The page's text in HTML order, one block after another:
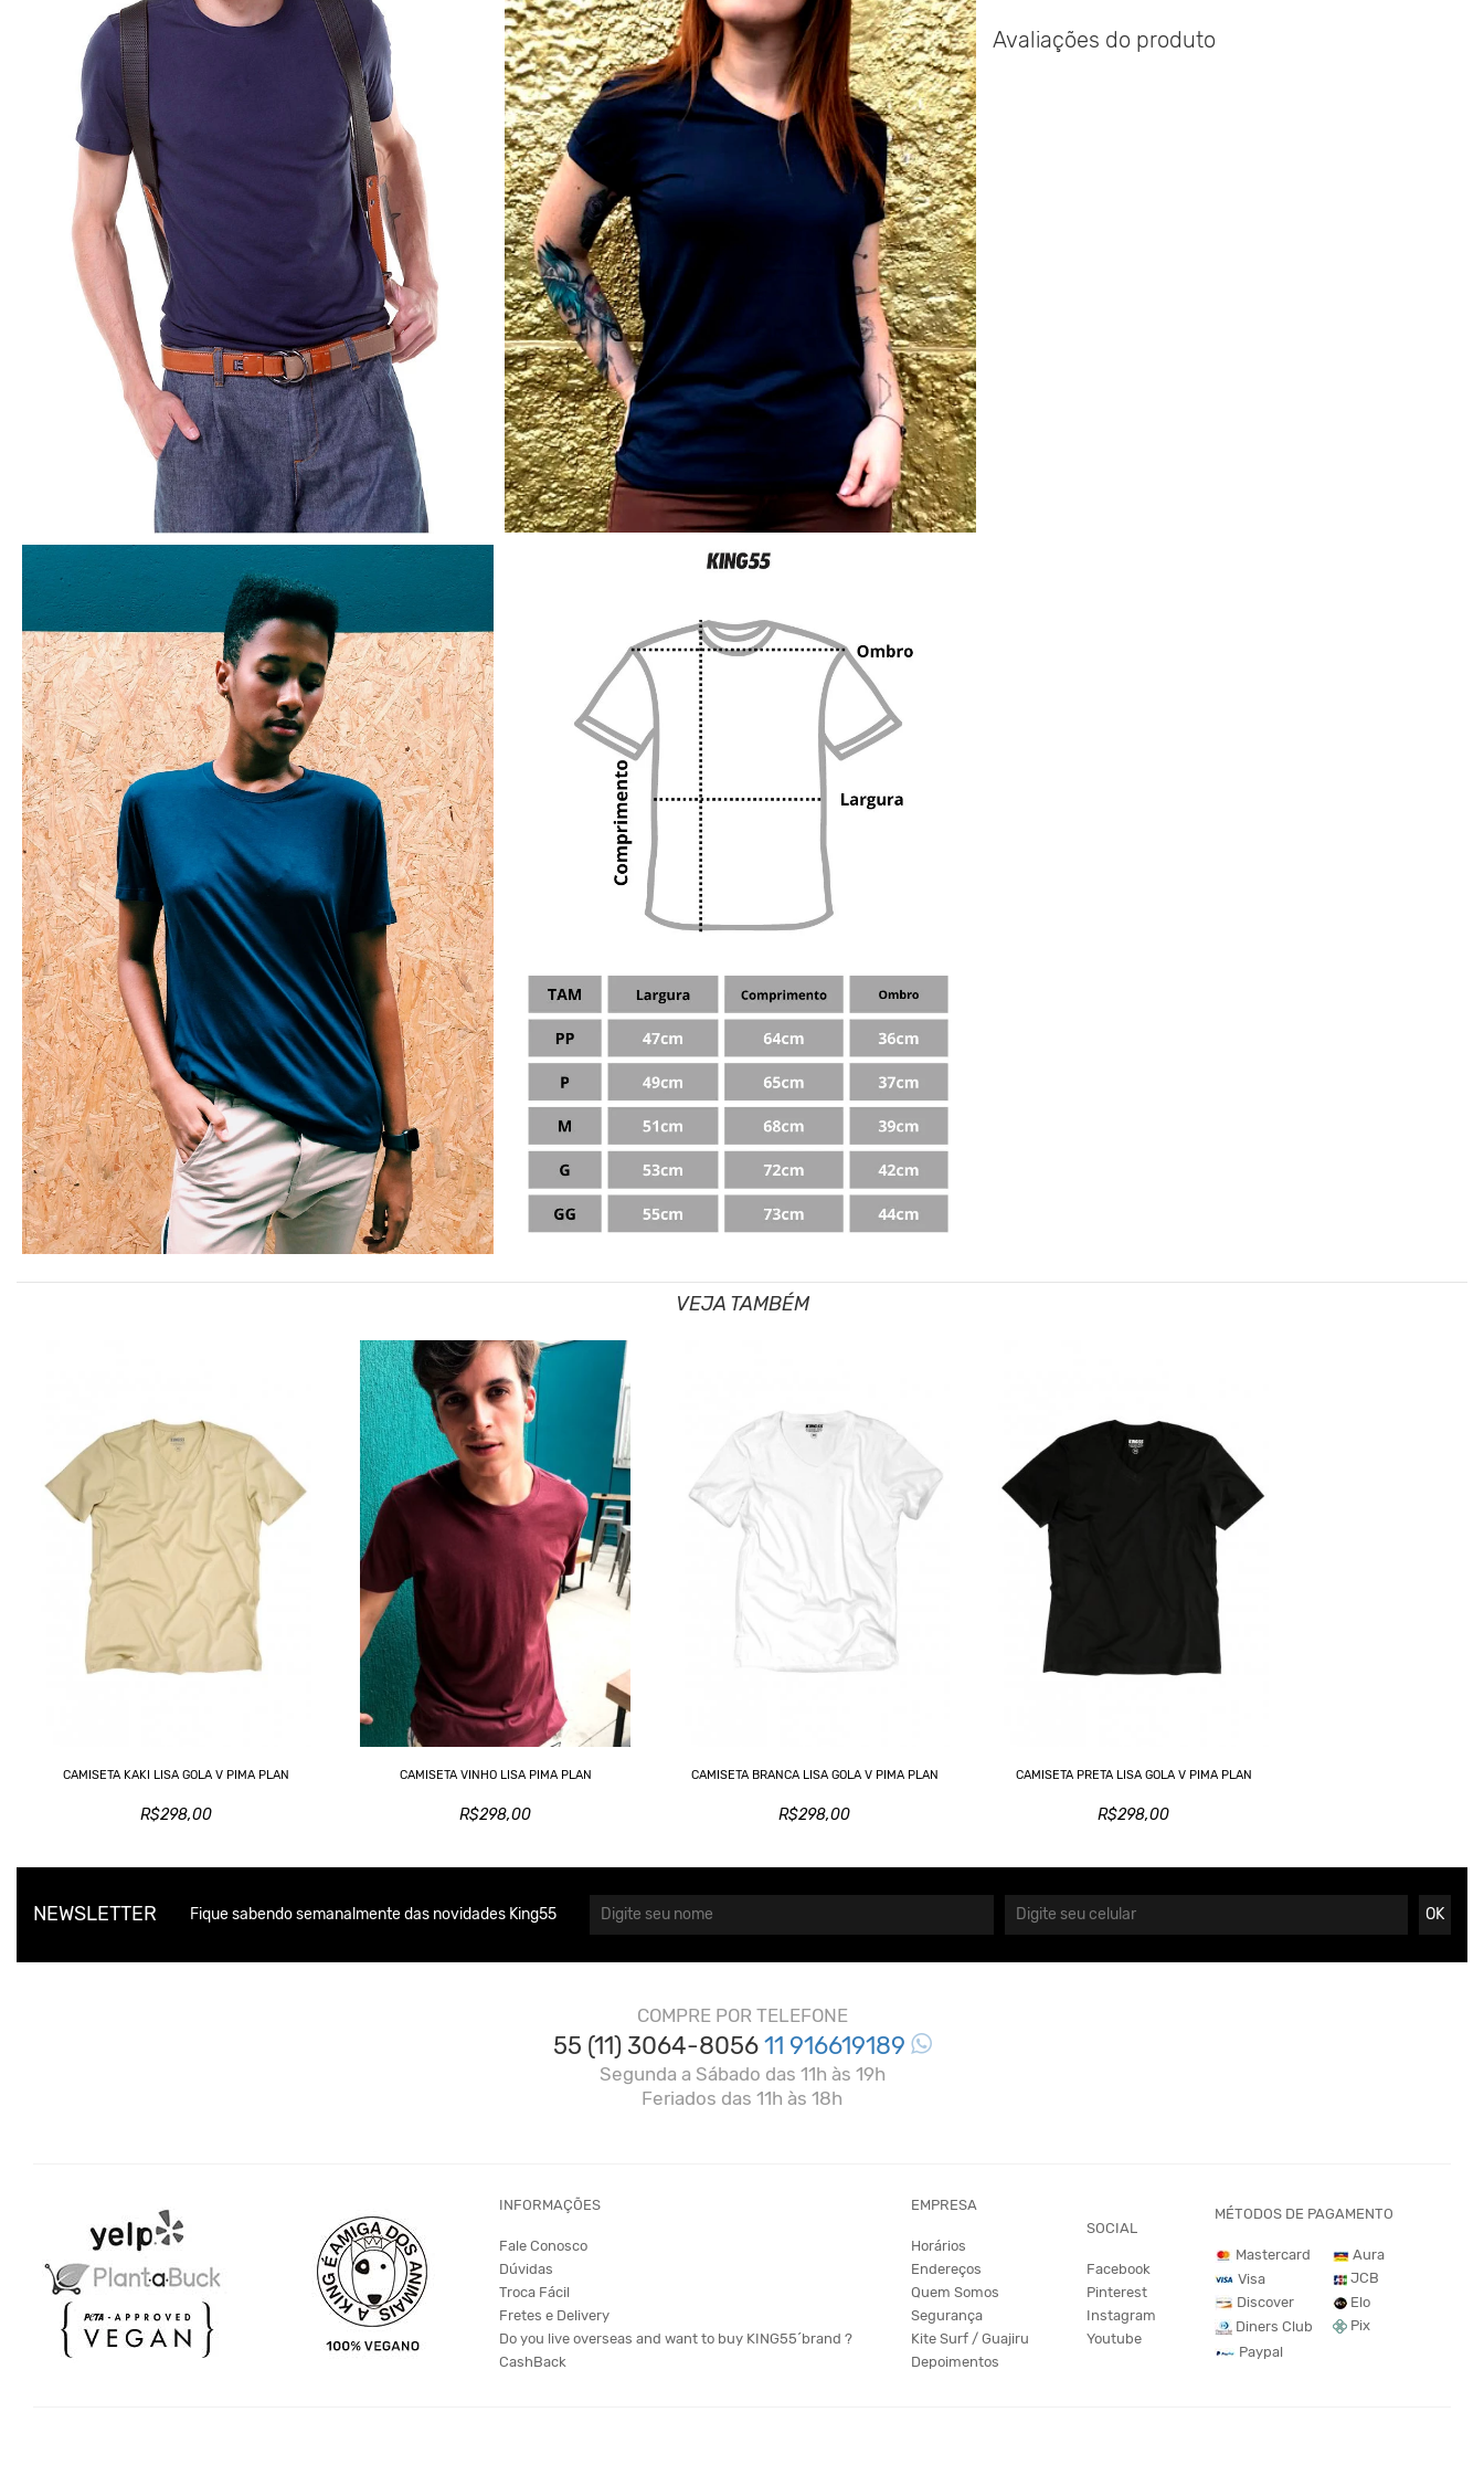
Avaliações do produto
VEJA TAMBÉM
CAMISETA KAKI LISA GOLA V PIMA PLAN
R$298,00
CAMISETA VINHO LISA PIMA PLAN
R$298,00
CAMISETA BRANCA LISA GOLA V PIMA PLAN
R$298,00
CAMISETA PRETA LISA GOLA V PIMA PLAN
R$298,00
NEWSLETTER Fique sabendo semanalmente das novidades King55 OK
COMPRE POR TELEFONE
55 (11) 3064-805611 916619189
Segunda a Sábado das 11h às 19h
Feriados das 11h às 18h
INFORMAÇÕES
Fale Conosco
Dúvidas
Troca Fácil
Fretes e Delivery
Do you live overseas and want to buy KING55´brand ?
CashBack
EMPRESA
Horários
Endereços
Quem Somos
Segurança
Kite Surf / Guajiru
Depoimentos
SOCIAL
Facebook
Pinterest
Instagram
Youtube
MÉTODOS DE PAGAMENTO
Mastercard
Visa
Discover
Diners Club
Paypal
Aura
JCB
Elo
Pix